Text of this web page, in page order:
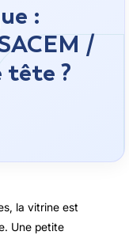
:
/
tête ?
la vitrine est
Une petite